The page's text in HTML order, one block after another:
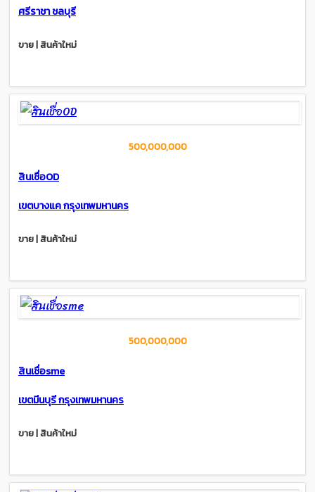
ศรีราชา ชลบุรี
ขาย | สินค้าใหม่
500,000,000
สินเชื่อOD
เขตบางแค กรุงเทพมหานคร
ขาย | สินค้าใหม่
500,000,000
สินเชื่อsme
เขตมีนบุรี กรุงเทพมหานคร
ขาย | สินค้าใหม่